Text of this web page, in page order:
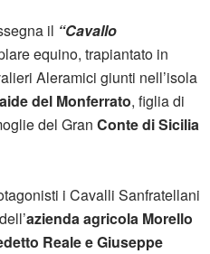
il “Cavallo
equino, trapiantato in
Aleramici giunti nell’isola
del Monferrato, figlia di
del Gran Conte di Sicilia
i Cavalli Sanfratellani
azienda agricola Morello
Reale e Giuseppe